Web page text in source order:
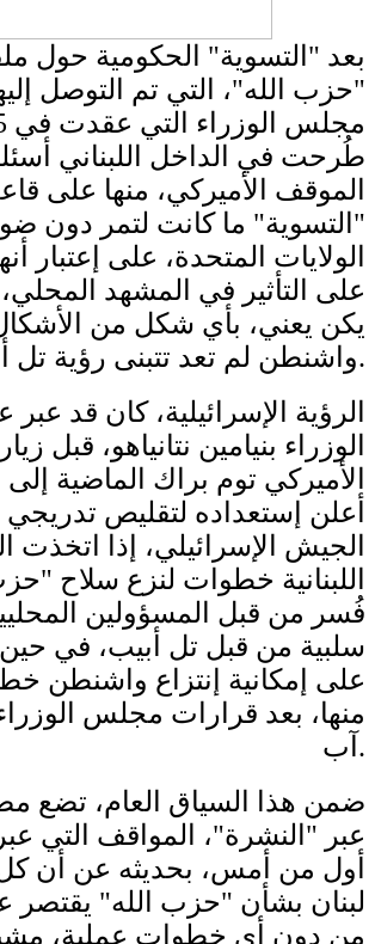
بعد "التسوية" الحكومية حول
"حزب الله"، التي تم التوصل
طُرحت في الداخل اللبناني
الموقف الأميركي، منها على
"التسوية" ما كانت لتمر دون
الولايات المتحدة، على إعتبار
على التأثير في المشهد
يكن يعني، بأي شكل من
واشنطن لم تعد تتبنى رؤية تل أبيب.
الرؤية الإسرائيلية، كان قد
الوزراء بنيامين نتانياهو، قبل
الأميركي توم براك الماضية إلى
أعلن إستعداده لتقليص تدريجي
الجيش الإسرائيلي، إذا اتخذت
اللبنانية خطوات لنزع سلاح
فُسر من قبل المسؤولين
سلبية من قبل تل أبيب، في
على إمكانية إنتزاع واشنطن
آب.
ضمن هذا السياق العام، تضع
عبر "النشرة"، المواقف التي
أول من أمس، بحديثه عن أن كل
لبنان بشأن "حزب الله" يقتصر
من دون أي خطوات عملية،